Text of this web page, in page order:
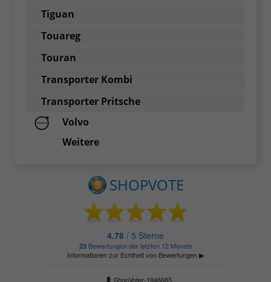
Tiguan
Touareg
Touran
Transporter Kombi
Transporter Pritsche
Volvo
Weitere